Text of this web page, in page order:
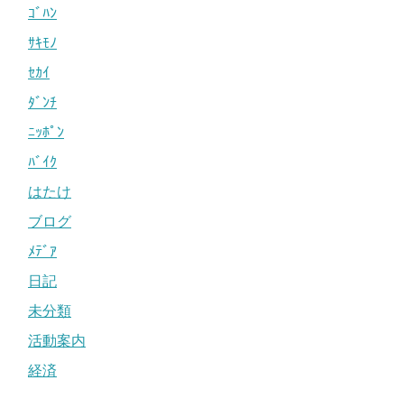
ｺﾞﾊﾝ
ｻｷﾓﾉ
ｾｶｲ
ﾀﾞﾝﾁ
ﾆｯﾎﾟﾝ
ﾊﾞｲｸ
はたけ
ブログ
ﾒﾃﾞｱ
日記
未分類
活動案内
経済